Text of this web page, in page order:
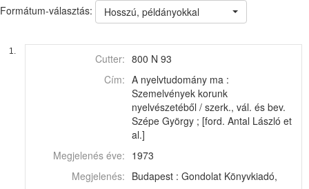
Formátum-választás: Hosszú, példányokkal
1.
Cutter: 800 N 93
Cím: A nyelvtudomány ma :
Szemelvények korunk
nyelvészetéből / szerk., vál. és bev.
Szépe György ; [ford. Antal László et
al.]
Megjelenés éve: 1973
Megjelenés: Budapest : Gondolat Könyvkiadó,